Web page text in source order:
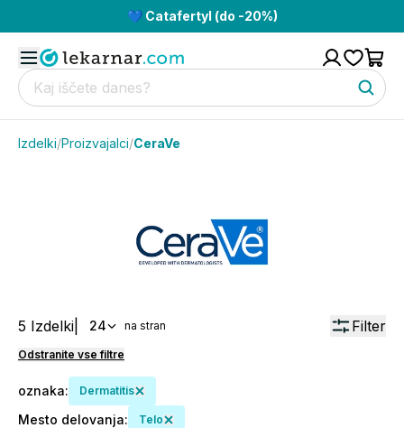
💙 Catafertyl (do -20%)
Izdelki/Proizvajalci/CeraVe
5 Izdelki 24 na stran Filter
Odstranite vse filtre
oznaka: Dermatitis
Mesto delovanja: Telo